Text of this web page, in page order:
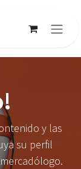
y las
su perfil